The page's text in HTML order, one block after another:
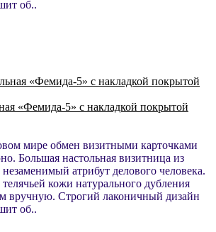
об..
«Фемида-5» с накладкой покрытой
мире обмен визитными карточками
Большая настольная визитница из
атрибут делового человека.
кожи натурального дубления
вручную. Строгий лаконичный дизайн
об..